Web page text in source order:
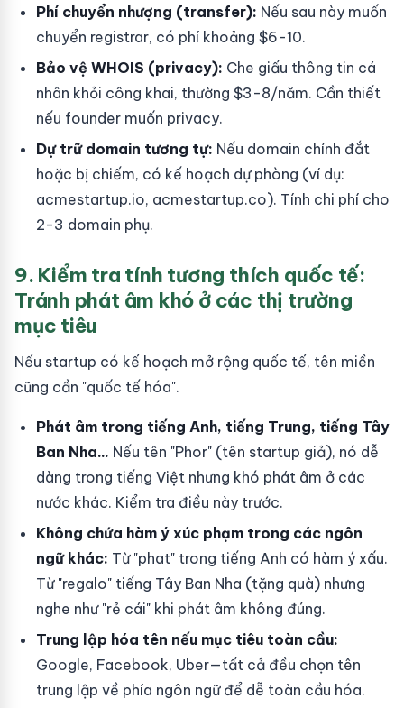
Phí chuyển nhượng (transfer): Nếu sau này muốn
chuyển registrar, có phí khoảng $6-10.
Bảo vệ WHOIS (privacy): Che giấu thông tin cá
nhân khỏi công khai, thường $3-8/năm. Cần thiết
nếu founder muốn privacy.
Dự trữ domain tương tự: Nếu domain chính đắt
hoặc bị chiếm, có kế hoạch dự phòng (ví dụ:
acmestartup.io, acmestartup.co). Tính chi phí cho
2-3 domain phụ.
9. Kiểm tra tính tương thích quốc tế:
Tránh phát âm khó ở các thị trường
mục tiêu
Nếu startup có kế hoạch mở rộng quốc tế, tên miền
cũng cần "quốc tế hóa".
Phát âm trong tiếng Anh, tiếng Trung, tiếng Tây
Ban Nha... Nếu tên "Phor" (tên startup giả), nó dễ
dàng trong tiếng Việt nhưng khó phát âm ở các
nước khác. Kiểm tra điều này trước.
Không chứa hàm ý xúc phạm trong các ngôn
ngữ khác: Từ "phat" trong tiếng Anh có hàm ý xấu.
Từ "regalo" tiếng Tây Ban Nha (tặng quà) nhưng
nghe như "rẻ cái" khi phát âm không đúng.
Trung lập hóa tên nếu mục tiêu toàn cầu:
Google, Facebook, Uber—tất cả đều chọn tên
trung lập về phía ngôn ngữ để dễ toàn cầu hóa.